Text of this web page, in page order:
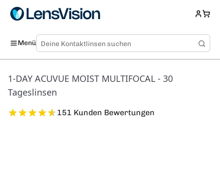
Menü
1-DAY ACUVUE MOIST MULTIFOCAL - 30
Tageslinsen
151 Kunden Bewertungen